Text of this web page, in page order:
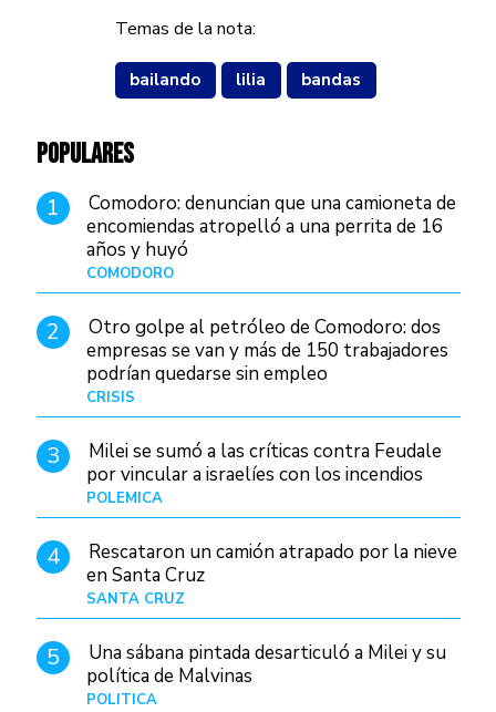
Temas de la nota:
bailando lilia bandas
POPULARES
1
Comodoro: denuncian que una camioneta de
encomiendas atropelló a una perrita de 16
años y huyó
COMODORO
2
Otro golpe al petróleo de Comodoro: dos
empresas se van y más de 150 trabajadores
podrían quedarse sin empleo
CRISIS
3
Milei se sumó a las críticas contra Feudale
por vincular a israelíes con los incendios
POLÉMICA
4
Rescataron un camión atrapado por la nieve
en Santa Cruz
SANTA CRUZ
5
Una sábana pintada desarticuló a Milei y su
política de Malvinas
POLÍTICA